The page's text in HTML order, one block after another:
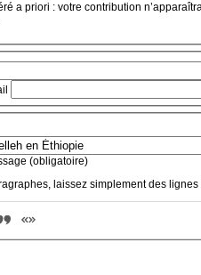
a priori : votre contribution
(obligatoire)
laissez simplement des lignes